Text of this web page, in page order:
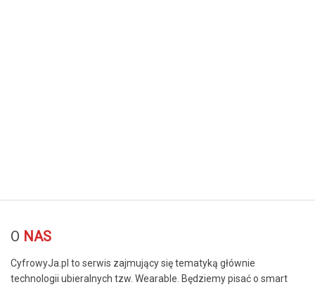
O NAS
CyfrowyJa.pl to serwis zajmujący się tematyką głównie
technologii ubieralnych tzw. Wearable. Będziemy pisać o smart